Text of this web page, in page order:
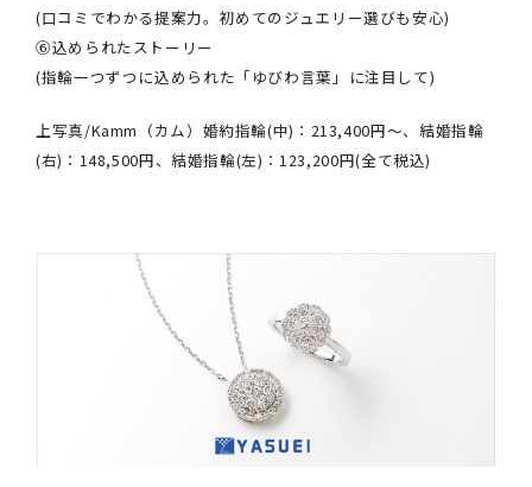
(口コミでわかる提案力。初めてのジュエリー選びも安心)
⑥込められたストーリー
(指輪一つずつに込められた「ゆびわ言葉」に注目して)
上写真/Kamm（カム）婚約指輪(中)：213,400円〜、結婚指輪
(右)：148,500円、結婚指輪(左)：123,200円(全て税込)